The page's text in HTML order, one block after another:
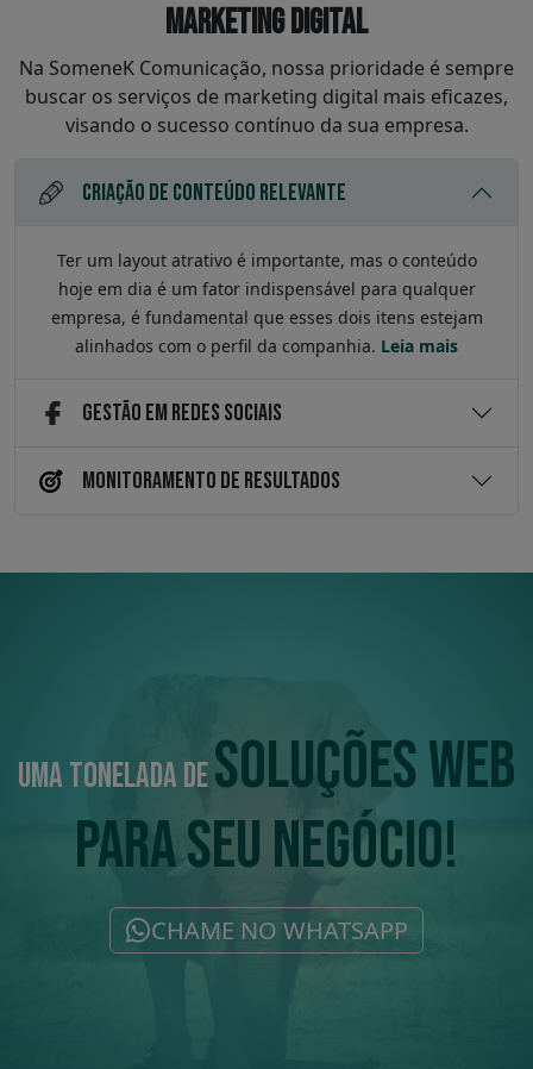
Marketing Digital
Na SomeneK Comunicação, nossa prioridade é sempre
buscar os serviços de marketing digital mais eficazes,
visando o sucesso contínuo da sua empresa.
CRIAÇÃO DE CONTEÚDO RELEVANTE
Ter um layout atrativo é importante, mas o conteúdo
hoje em dia é um fator indispensável para qualquer
empresa, é fundamental que esses dois itens estejam
alinhados com o perfil da companhia. Leia mais
GESTÃO EM REDES SOCIAIS
MONITORAMENTO DE RESULTADOS
UMA TONELADA DEPROJETOS
PERSONALIZADOS PARA
CADA CLIENTE